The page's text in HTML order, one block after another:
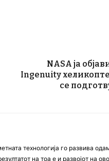
NASA ја
Ingenuity
се
технологија го развива
на тоа е и развојот на